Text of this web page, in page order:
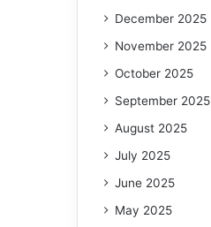
December 2025
November 2025
October 2025
September 2025
August 2025
July 2025
June 2025
May 2025